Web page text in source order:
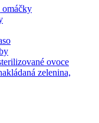
omáčky
ovoce
zelenina,